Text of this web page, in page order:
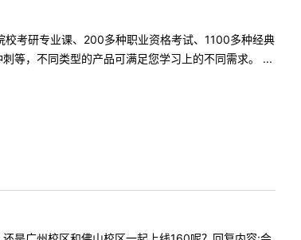
考研专业课、200多种职业资格考试、1100多种经典
等，不同类型的产品可满足您学习上的不同需求。 ...